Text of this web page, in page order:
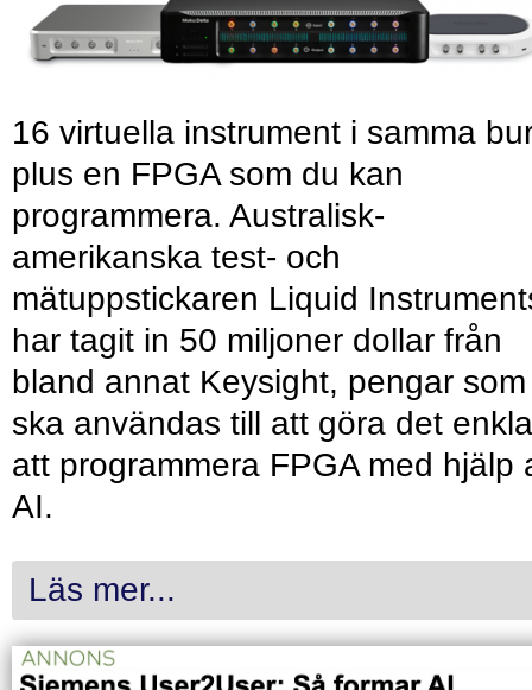
16 virtuella instrument i samma
plus en FPGA som du kan
programmera. Australisk-
amerikanska test- och
mätuppstickaren Liquid
har tagit in 50 miljoner dollar från
bland annat Keysight, pengar som
ska användas till att göra det
att programmera FPGA med hjälp
AI.
Läs mer...